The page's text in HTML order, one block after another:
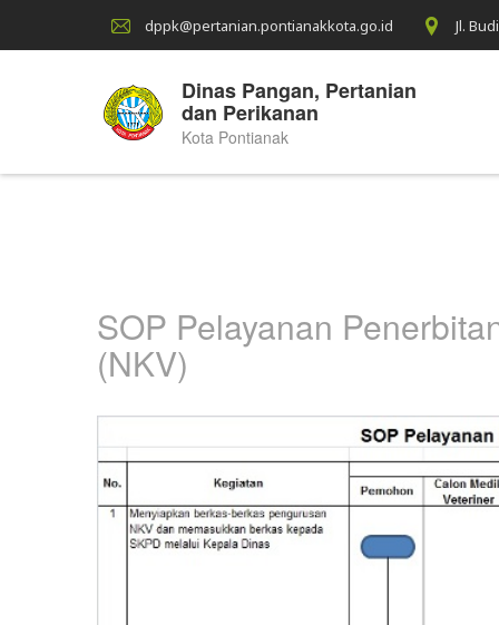
dppk@pertanian.pontianakkota.go.id Jl.
Dinas Pangan, Pertanian
dan Perikanan
Kota Pontianak
SOP Pelayanan
(NKV)